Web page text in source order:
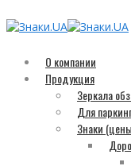
О компании
Продукция
Зеркала
Для
Знаки